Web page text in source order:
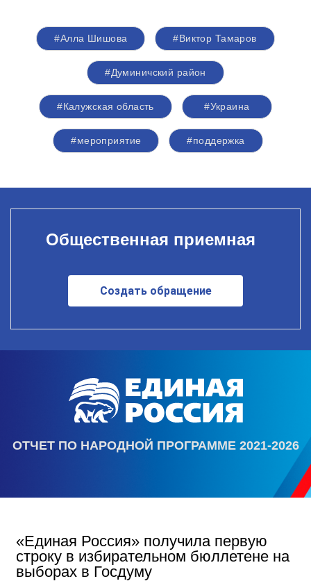
#Алла Шишова #Виктор Тамаров
#Думиничский район
#Калужская область #Украина
#мероприятие #поддержка
Общественная приемная
Создать обращение
ОТЧЕТ ПО НАРОДНОЙ ПРОГРАММЕ 2021-2026
«Единая Россия» получила первую
строку в избирательном бюллетене на
выборах в Госдуму